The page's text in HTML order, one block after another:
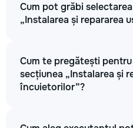
Cum pot grăbi
„Instalarea și repararea
Cum te pregătești
secțiunea „Instalarea și
încuietorilor”?